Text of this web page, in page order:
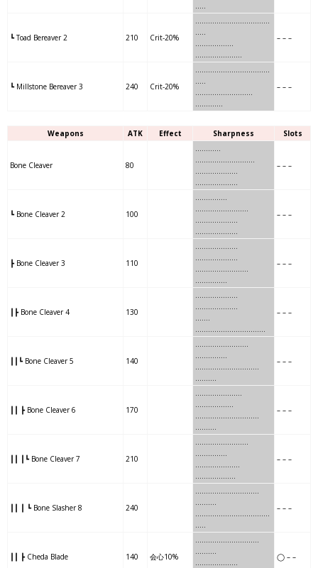
…..
┗ Toad Bereaver 2 210 Crit-20%
……….……..……………..
…..
……….……..
……………….…
– – –
┗ Millstone Bereaver 3 240 Crit-20%
………..………..…..……..
…..
………..………..…..
………….
– – –
Weapons ATK Effect Sharpness Slots
Bone Cleaver 80
……..….
……………………….
……..….……..
………………..
– – –
┗ Bone Cleaver 2 100
…….……..
…………………….
…….………….
………………..
– – –
┣ Bone Cleaver 3 110
………...……..
………………..
………...………….
……………
– – –
┃┣ Bone Cleaver 4 130
…....………….
………………..
…....
……………………………
– – –
┃┃┗ Bone Cleaver 5 140
…..………………..
……………
…..…………………….
……….
– – –
┃┃ ┣ Bone Cleaver 6 170
…..……………..
………………
…..……………..……..
……….
– – –
┃┃ ┃┗ Bone Cleaver 7 210
…..…………….….
……………
…..…………….
……………….
– – –
┃┃ ┃ ┗ Bone Slasher 8 240
…………………….…..
……….
…………………….……....
…..
– – –
┃┃ ┣ Cheda Blade 140 会心10%
…….………….……….
……….
…….………….
◯ – –